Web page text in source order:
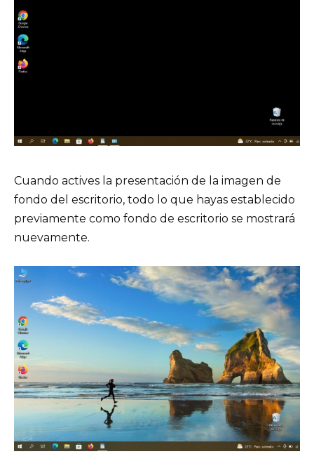
Cuando actives la presentación de la imagen de
fondo del escritorio, todo lo que hayas establecido
previamente como fondo de escritorio se mostrará
nuevamente.